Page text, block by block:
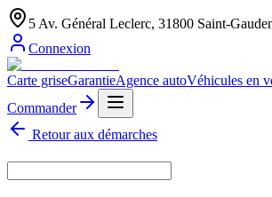
5 Av. Général Leclerc, 31800 Saint-
Connexion
Carte griseGarantieAgence autoVéhicules en
Commander
Retour aux démarches